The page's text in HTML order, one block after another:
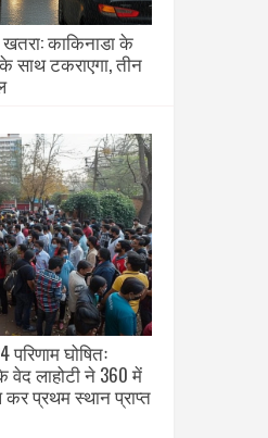
खतरा: काकिनाडा के
साथ टकराएगा, तीन
घोषितः
लाहोटी ने 360 में
प्रथम स्थान प्राप्त